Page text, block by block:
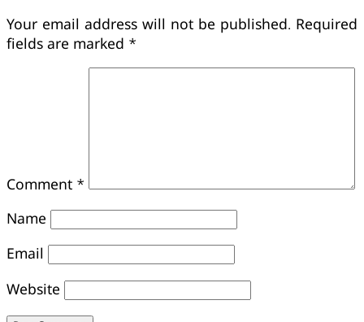
Your email address will not be published. Required
fields are marked *
Comment *
Name
Email
Website